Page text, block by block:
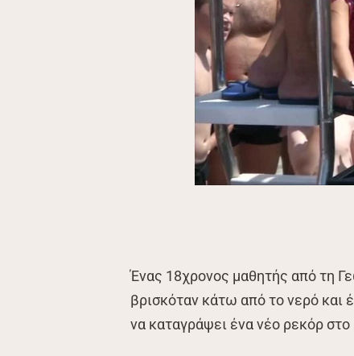
Ένας 18χρονος μαθητής από τη
βρισκόταν κάτω από το νερό και
να καταγράψει ένα νέο ρεκόρ στο